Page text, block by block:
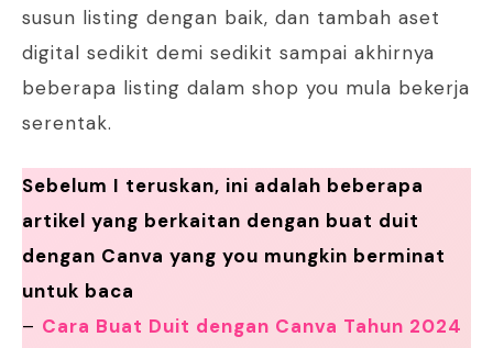
susun listing dengan baik, dan tambah aset
digital sedikit demi sedikit sampai akhirnya
beberapa listing dalam shop you mula bekerja
serentak.
Sebelum I teruskan, ini adalah beberapa
artikel yang berkaitan dengan buat duit
dengan Canva yang you mungkin berminat
untuk baca
– Cara Buat Duit dengan Canva Tahun 2024